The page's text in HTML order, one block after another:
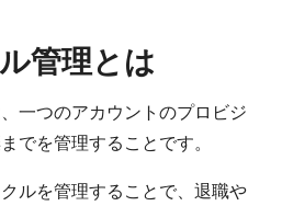
管理とは
一つのアカウントのプロビジ
でを管理することです。
ルを管理することで、退職や